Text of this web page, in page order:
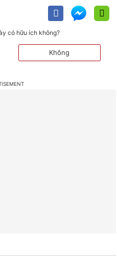
phim-gia-tinh-that-voi-dien-vien-
truc-may-185240322120742039.htm
có hữu ích không?
Không